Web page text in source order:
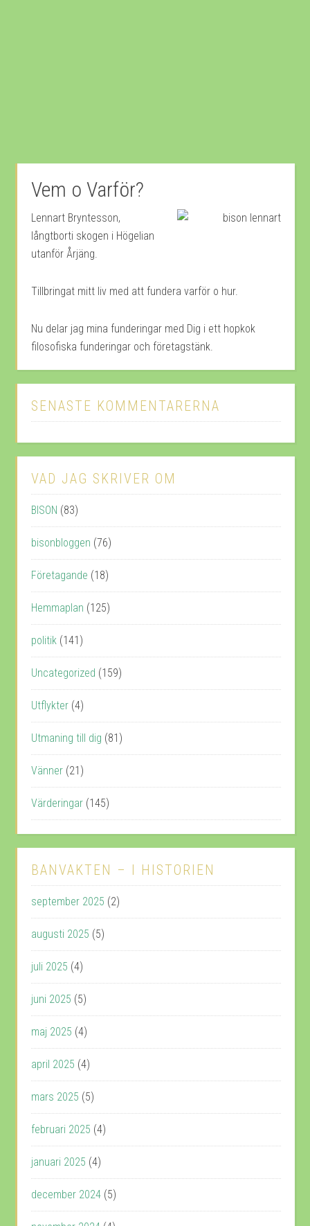
Vem o Varför?
Lennart Bryntesson,
långtborti skogen i Högelian
utanför Årjäng.
Tillbringat mitt liv med att fundera varför o hur.
Nu delar jag mina funderingar med Dig i ett hopkok
filosofiska funderingar och företagstänk.
SENASTE KOMMENTARERNA
VAD JAG SKRIVER OM
BISON (83)
bisonbloggen (76)
Företagande (18)
Hemmaplan (125)
politik (141)
Uncategorized (159)
Utflykter (4)
Utmaning till dig (81)
Vänner (21)
Värderingar (145)
BANVAKTEN – I HISTORIEN
september 2025 (2)
augusti 2025 (5)
juli 2025 (4)
juni 2025 (5)
maj 2025 (4)
april 2025 (4)
mars 2025 (5)
februari 2025 (4)
januari 2025 (4)
december 2024 (5)